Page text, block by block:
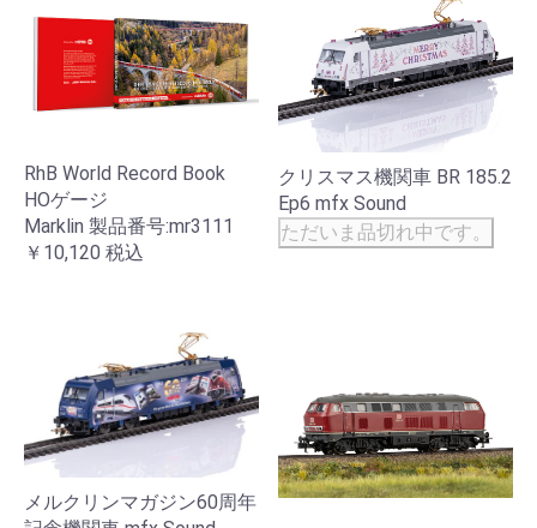
RhB World Record Book
HOゲージ
Marklin 製品番号:mr3111
￥10,120 税込
クリスマス機関車 BR 185.2
Ep6 mfx Sound
ただいま品切れ中です。
メルクリンマガジン60周年